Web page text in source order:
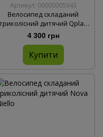
Артикул: 00000005943
Велосипед складаний
дитячий Qplay
Rito Rubber Blue
4 300 грн
Купити